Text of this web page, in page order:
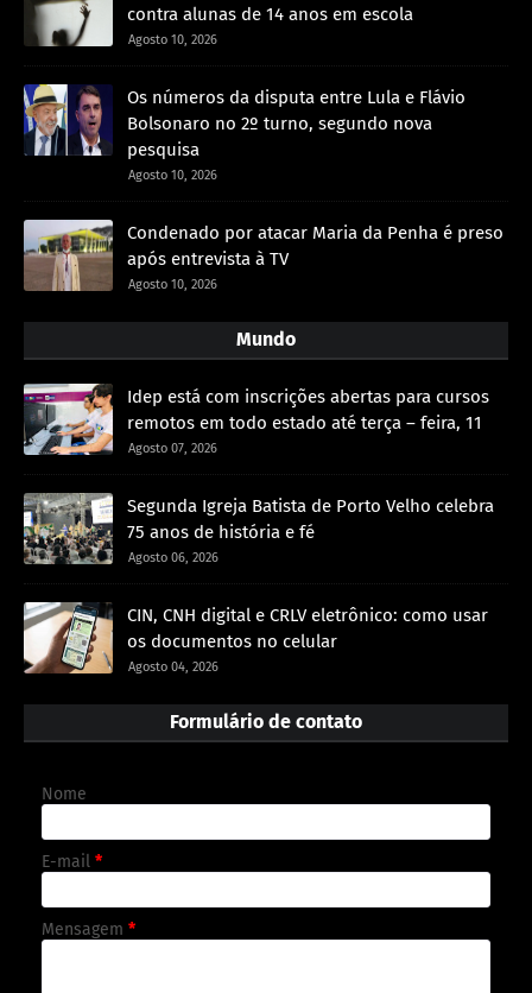
contra alunas de 14 anos em escola
Agosto 10, 2026
Os números da disputa entre Lula e Flávio
Bolsonaro no 2º turno, segundo nova
pesquisa
Agosto 10, 2026
Condenado por atacar Maria da Penha é preso
após entrevista à TV
Agosto 10, 2026
Mundo
Idep está com inscrições abertas para cursos
remotos em todo estado até terça – feira, 11
Agosto 07, 2026
Segunda Igreja Batista de Porto Velho celebra
75 anos de história e fé
Agosto 06, 2026
CIN, CNH digital e CRLV eletrônico: como usar
os documentos no celular
Agosto 04, 2026
Formulário de contato
Nome
E-mail *
Mensagem *